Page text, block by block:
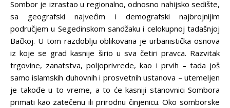
Sombor je izrastao u regionalno, odnosno nahijsko sedište,
sa geografski najvećim i demografski najbrojnijim
područjem u Segedinskom sandžaku i celokupnoj tadašnjoj
Bačkoj. U tom razdoblju oblikovana je urbanistička osnova
iz koje se grad kasnije širio u sva četiri pravca. Razvitak
trgovine, zanatstva, polјoprivrede, kao i prvih – tada još
samo islamskih duhovnih i prosvetnih ustanova – utemelјen
je takođe u to vreme, a to će kasniji stanovnici Sombora
primati kao zatečenu ili prirodnu činjenicu. Oko somborske